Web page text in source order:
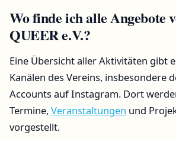
Wo finde ich alle Angebote
QUEER e.V.?
Eine Übersicht aller Aktivitäten gibt
Kanälen des Vereins, insbesondere
Accounts auf Instagram. Dort
Termine, Veranstaltungen und
vorgestellt.